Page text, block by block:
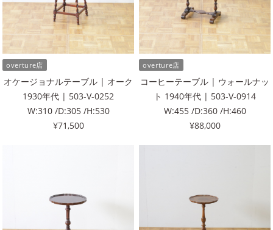
overture店
オケージョナルテーブル | オーク
1930年代 | 503-V-0252
W:310 /D:305 /H:530
¥71,500
overture店
コーヒーテーブル | ウォールナッ
ト 1940年代 | 503-V-0914
W:455 /D:360 /H:460
¥88,000